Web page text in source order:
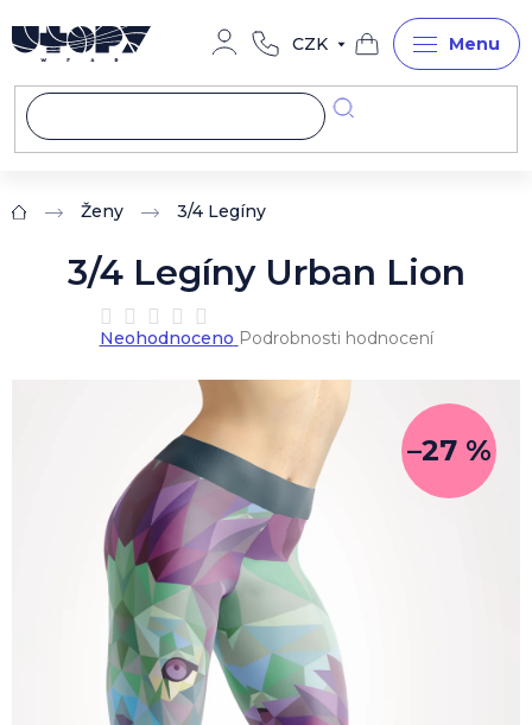
na
obsah
CZK
Nákupní
košík
Domů Ženy 3/4 Legíny
3/4 Legíny Urban Lion
Průměrné
hodnocení
hvězdiček.
Neohodnoceno Podrobnosti hodnocení
–27 %